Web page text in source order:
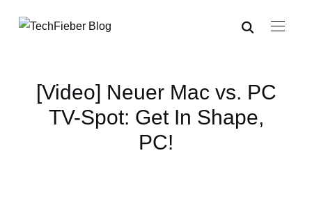
[Video] Neuer Mac vs. PC
TV-Spot: Get In Shape,
PC!